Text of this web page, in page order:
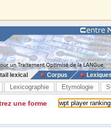
lexical Corpus Lexiques
Lexicographie Etymologie
une forme